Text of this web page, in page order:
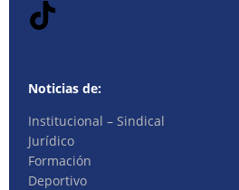
Noticias de:
Institucional – Sindical
Jurídico
Formación
Deportivo